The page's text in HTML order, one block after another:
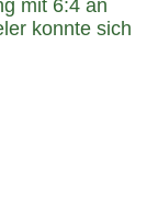
mit 6:4 an
konnte sich